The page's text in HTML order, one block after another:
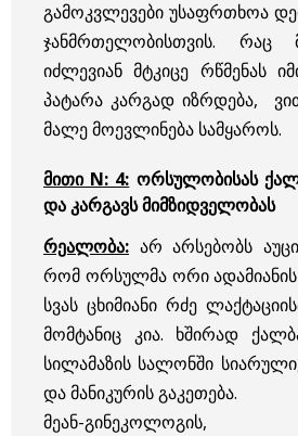
გამოკვლევები უსაფრთხოა
ჯანმრთელობისთვის. რაც
იძლევიან მტკიცე რწმენას
პატარა კარგად იზრდება,
მალე მოევლინება სამყაროს.
მითი N: 4: ორსულობისას
და კარგავს მიმზიდველობას
რეალობა: არ არსებობს
რომ ორსულმა ორი ადამიანის
სვას ცხიმიანი რძე
მომტანიც კია. ხშირად
სილამაზის სალონში
და მანიკურის გაკეთება.
მეან-გინეკოლოგის,